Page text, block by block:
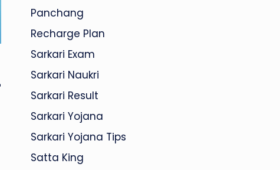
Panchang
Recharge Plan
Sarkari Exam
Sarkari Naukri
Sarkari Result
Sarkari Yojana
Sarkari Yojana Tips
Satta King